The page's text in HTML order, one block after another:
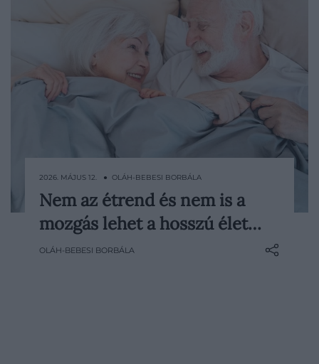
A hosszú élet titkát gyakran a
tányérunkon vagy az edzőteremben
keressük. Egy friss amerikai kutatás
2026. MÁJUS 12. ● OLÁH-BEBESI BORBÁLA
Nem az étrend és nem is a
mozgás lehet a hosszú élet…
OLÁH-BEBESI BORBÁLA